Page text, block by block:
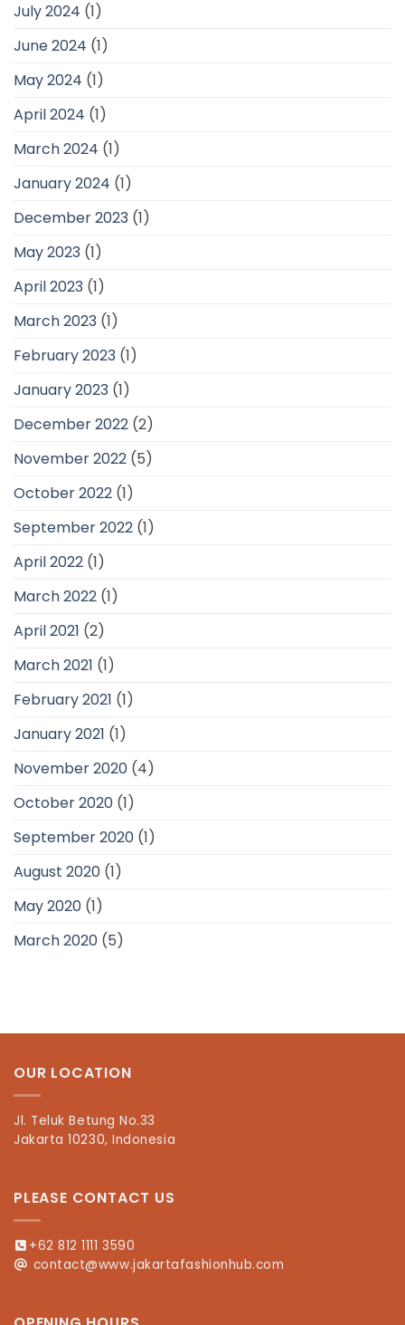
July 2024 (1)
June 2024 (1)
May 2024 (1)
April 2024 (1)
March 2024 (1)
January 2024 (1)
December 2023 (1)
May 2023 (1)
April 2023 (1)
March 2023 (1)
February 2023 (1)
January 2023 (1)
December 2022 (2)
November 2022 (5)
October 2022 (1)
September 2022 (1)
April 2022 (1)
March 2022 (1)
April 2021 (2)
March 2021 (1)
February 2021 (1)
January 2021 (1)
November 2020 (4)
October 2020 (1)
September 2020 (1)
August 2020 (1)
May 2020 (1)
March 2020 (5)
OUR LOCATION
Jl. Teluk Betung No.33
Jakarta 10230, Indonesia
PLEASE CONTACT US
+62 812 1111 3590
contact@www.jakartafashionhub.com